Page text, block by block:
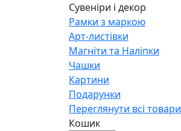
Сувеніри і декор
Рамки з маркою
Арт-листівки
Магніти та Наліпки
Чашки
Картини
Подарунки
Переглянути всі товари
Кошик